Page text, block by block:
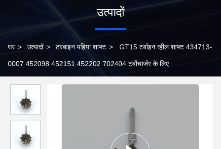
उत्पादों
घर > उत्पादों > टरबाइन पहिया शाफ्ट > GT15 टर्बाइन व्हील शाफ्ट 434713-
0007 452098 452151 452202 702404 टर्बोचार्जर के लिए